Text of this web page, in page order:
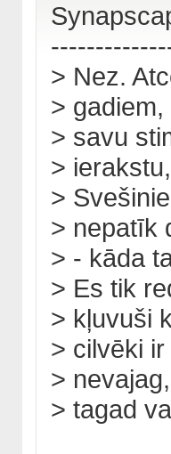
> Nez.
>
> savu
>
>
> nepatīk
> - kāda
> Es tik
> kļuvuši
> cilvēki
>
> tagad